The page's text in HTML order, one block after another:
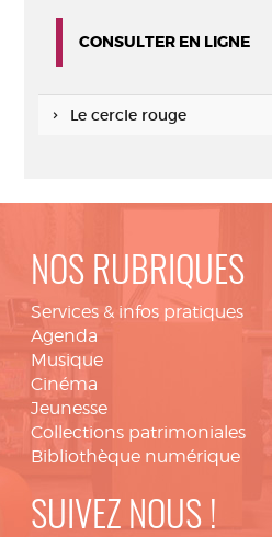
CONSULTER EN LIGNE
Le cercle rouge
NOS RUBRIQUES
Services & infos pratiques
Agenda
Musique
Cinéma
Jeunesse
Collections patrimoniales
Bibliothèque numérique
SUIVEZ NOUS !